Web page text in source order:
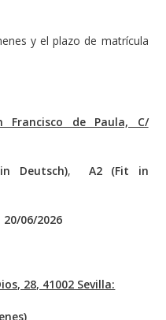
y el plazo de matrícula
Francisco de Paula, C/
Deutsch), A2 (Fit in
06/2026
28, 41002 Sevilla: